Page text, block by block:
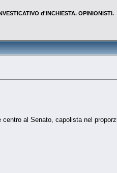
d'INCHIESTA. OPINIONISTI.
al Senato, capolista nel